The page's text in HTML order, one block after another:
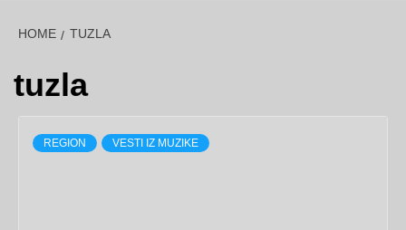
HOME TUZLA
tuzla
REGION VESTI IZ MUZIKE